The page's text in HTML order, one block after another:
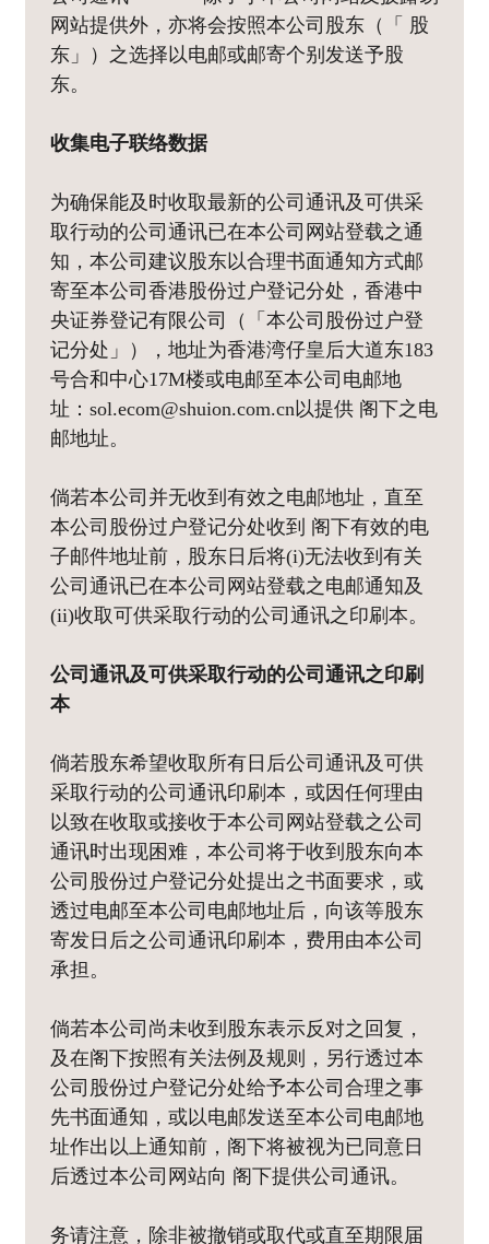
网站提供外，亦将会按照本公司股东（「 股
东」）之选择以电邮或邮寄个别发送予股
东。
收集电子联络数据
为确保能及时收取最新的公司通讯及可供采
取行动的公司通讯已在本公司网站登载之通
知，本公司建议股东以合理书面通知方式邮
寄至本公司香港股份过户登记分处，香港中
央证券登记有限公司（「本公司股份过户登
记分处」），地址为香港湾仔皇后大道东183
号合和中心17M楼或电邮至本公司电邮地
址：sol.ecom@shuion.com.cn以提供 阁下之电
邮地址。
倘若本公司并无收到有效之电邮地址，直至
本公司股份过户登记分处收到 阁下有效的电
子邮件地址前，股东日后将(i)无法收到有关
公司通讯已在本公司网站登载之电邮通知及
(ii)收取可供采取行动的公司通讯之印刷本。
公司通讯及可供采取行动的公司通讯之印刷
本
倘若股东希望收取所有日后公司通讯及可供
采取行动的公司通讯印刷本，或因任何理由
以致在收取或接收于本公司网站登载之公司
通讯时出现困难，本公司将于收到股东向本
公司股份过户登记分处提出之书面要求，或
透过电邮至本公司电邮地址后，向该等股东
寄发日后之公司通讯印刷本，费用由本公司
承担。
倘若本公司尚未收到股东表示反对之回复，
及在阁下按照有关法例及规则，另行透过本
公司股份过户登记分处给予本公司合理之事
先书面通知，或以电邮发送至本公司电邮地
址作出以上通知前，阁下将被视为已同意日
后透过本公司网站向 阁下提供公司通讯。
务请注意，除非被撤销或取代或直至期限届